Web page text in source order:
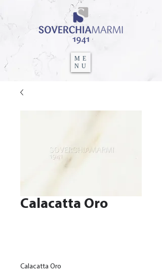
ME
NU
Calacatta Oro
Calacatta Oro